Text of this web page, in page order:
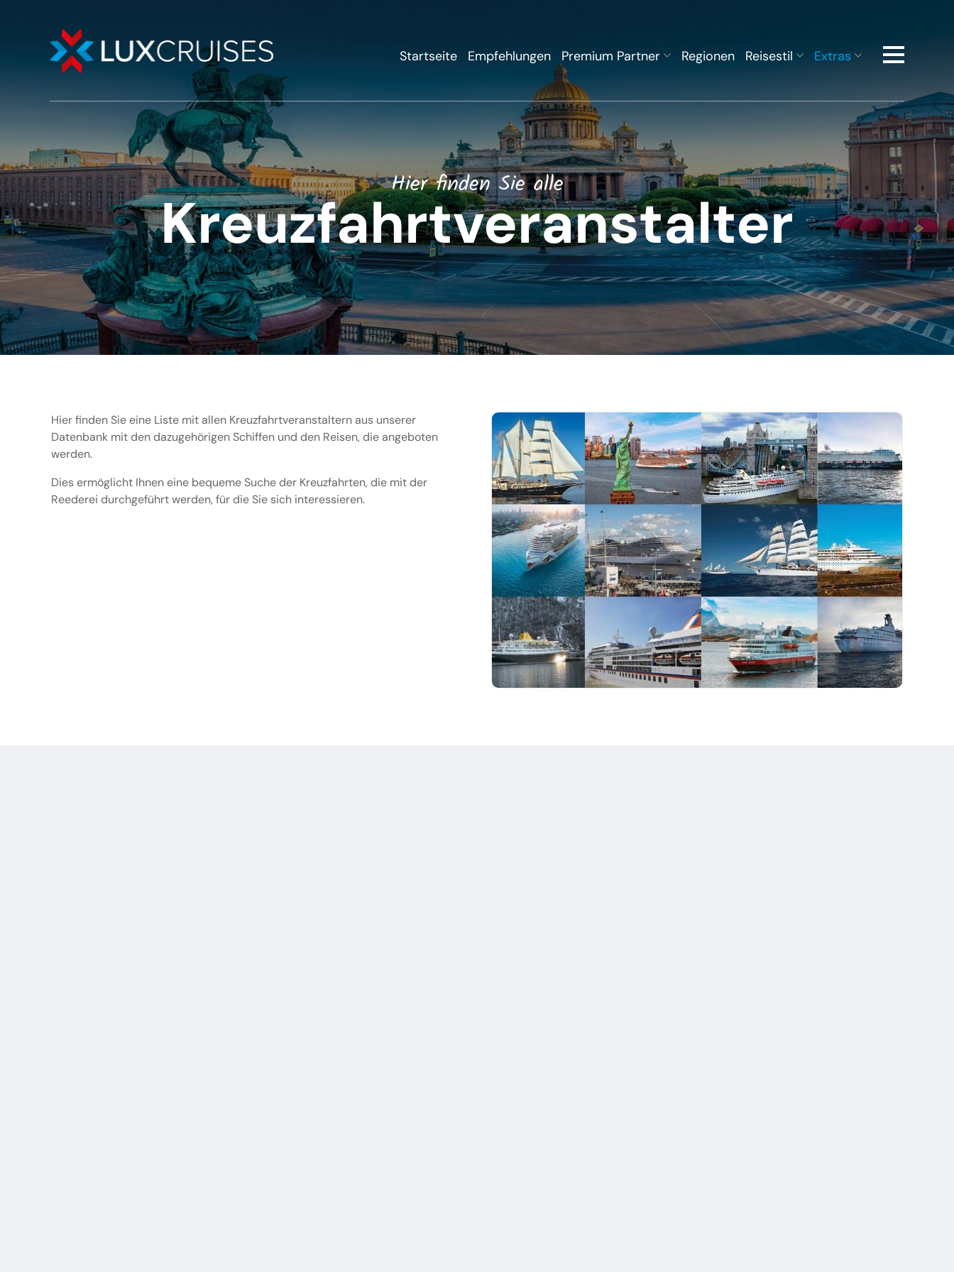
Startseite Empfehlungen Premium Partner Regionen Reisestil Extras
Hier finden Sie alle
Kreuzfahrtveranstalter
Hier finden Sie eine Liste mit allen Kreuzfahrtveranstaltern aus unserer
Datenbank mit den dazugehörigen Schiffen und den Reisen, die angeboten
werden.
Dies ermöglicht Ihnen eine bequeme Suche der Kreuzfahrten, die mit der
Reederei durchgeführt werden, für die Sie sich interessieren.